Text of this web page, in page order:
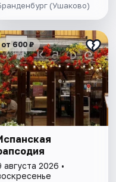
(Ушаково)
от 600 ₽
августа 2026 •